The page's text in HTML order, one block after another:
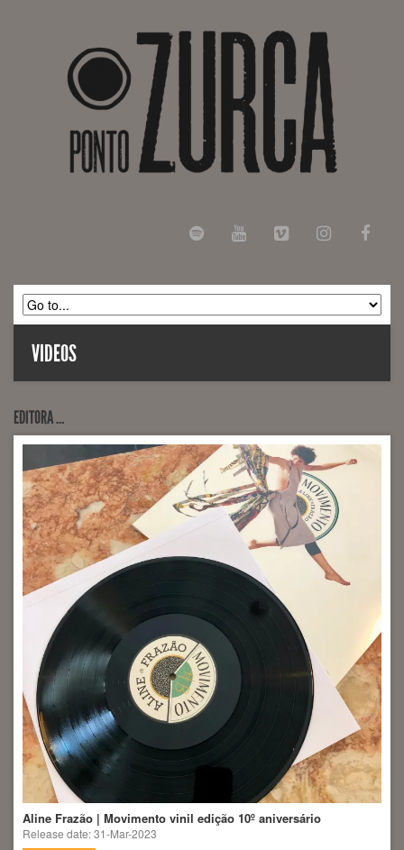
VIDEOS
EDITORA …
Aline Frazão | Movimento vinil edição 10º aniversário
Release date: 31-Mar-2023